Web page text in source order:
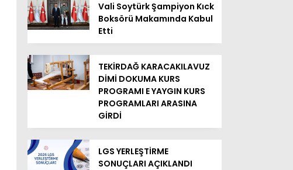
Vali Soytürk Şampiyon Kıck
Boksörü Makamında Kabul
Etti
TEKİRDAĞ KARACAKILAVUZ
DİMİ DOKUMA KURS
PROGRAMI E YAYGIN KURS
PROGRAMLARI ARASINA
GİRDİ
LGS YERLEŞTİRME
SONUÇLARI AÇIKLANDI